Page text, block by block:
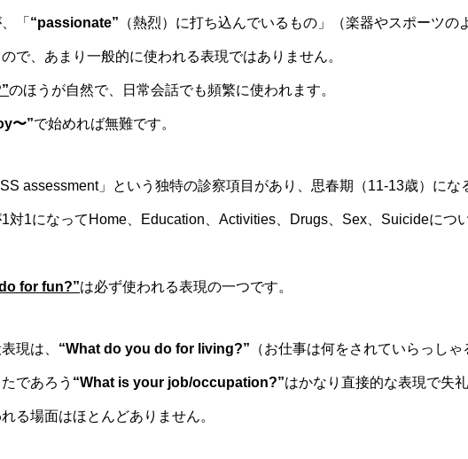
「 “passionate” （熱烈）に打ち込んでいるもの」（楽器やスポーツの
で、あまり一般的に使われる表現ではありません。
のほうが自然で、日常会話でも頻繁に使われます。
〜”で始めれば無難です。
assessment」という独特の診察項目があり、思春期（11-13歳）にな
対1になってHome、Education、Activities、Drugs、Sex、Suicideにつ
for fun?”は必ず使われる表現の一つです。
現は、 “What do you do for living?” （お仕事は何をされていらっしゃ
であろう “What is your job/occupation?”はかなり直接的な表現で失礼
る場面はほとんどありません。